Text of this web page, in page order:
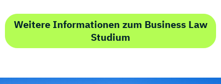
Weitere Informationen zum Business Law
Studium